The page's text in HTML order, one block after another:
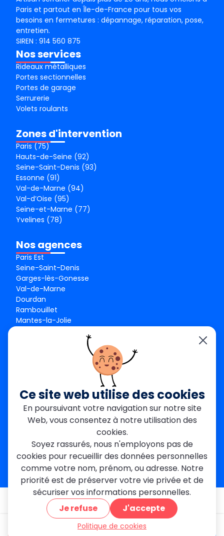
Paris et partout en Île-de-France pour tous vos
besoins en fermetures : dépannage, réparation, pose,
entretien.
SIREN : 914 560 875
Nos services
Rideaux métalliques
Portes sectionnelles
Portes de garage
Serrurerie
Volets roulants
Zones d'intervention
Paris (75)
Hauts-de-Seine (92)
Seine-Saint-Denis (93)
Essonne (91)
Val-de-Marne (94)
Val-d’Oise (95)
Seine-et-Marne (77)
Yvelines (78)
Nos agences
Paris Est
Seine-Saint-Denis
Garges-lès-Gonesse
Val-de-Marne
Dourdan
Rambouillet
Mantes-la-Jolie
contact@metallerie-grand-paris.com
46 bis Av. du Maine, 75015 Paris
Mentions légales
Politique De Confidentialité
Cookies
CGV
Engagements Clients
À propos
Blog Plan du site Avis FAQ
© 2026 MGParis — Tous droits réservés
Devis gratuit
Ce site web utilise des cookies
En poursuivant votre navigation sur notre site
Web, vous consentez à notre utilisation des
cookies.
Soyez rassurés, nous n'employons pas de
cookies pour recueillir des données personnelles
comme votre nom, prénom, ou adresse. Notre
priorité est de préserver votre vie privée et de
sécuriser vos informations personnelles.
Je refuse
J'accepte
Politique de cookies